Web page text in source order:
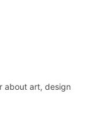
about art, design